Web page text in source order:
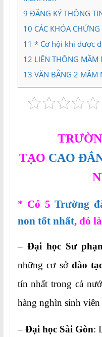
9 ĐĂNG KÝ THÔNG
10 CÁC KHÓA
11 * Cơ hội khi được
12 LIÊN THÔNG MẦM
13 VĂN BẰNG 2 MẦM
TẠO CAO
* Có 5Trường
non tốt nhất, đó
– Đại học Sư
những cơ sở đào
tín nhất trong cả
hàng nghìn sinh viên
– Đại học Sài Gòn: